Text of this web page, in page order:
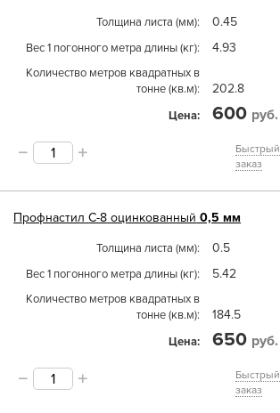
Толщина листа (мм) 0.45
Вес 1 погонного метра длины (кг) 4.93
Количество метров квадратных в
тонне (кв.м)
202.8
Цена 600 руб.
Быстрый
заказ
Профнастил С-8 оцинкованный 0,5 мм
Толщина листа (мм) 0.5
Вес 1 погонного метра длины (кг) 5.42
Количество метров квадратных в
тонне (кв.м)
184.5
Цена 650 руб.
Быстрый
заказ